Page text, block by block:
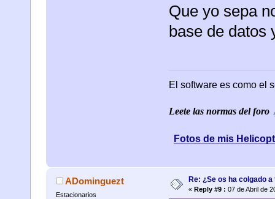
Que yo sepa
base de datos
El software es como el
Leete las normas del foro
Fotos de mis
ADominguezt
Estacionarios
Re: ¿Se os ha colgado
« Reply #9 : 07 de Abril de